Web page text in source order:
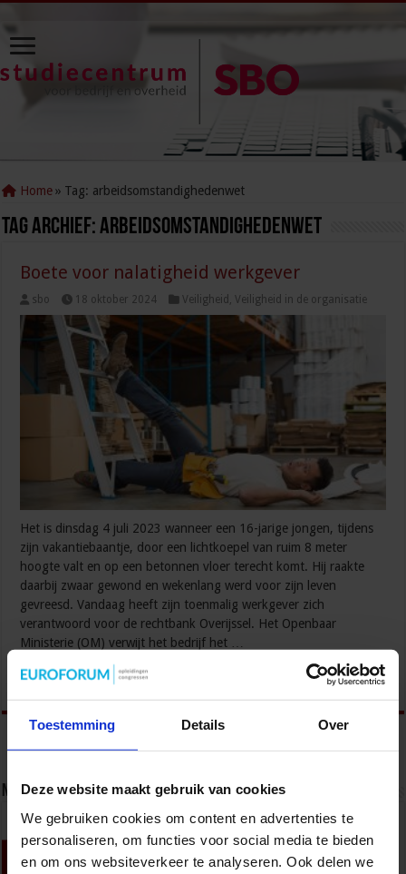
Toestemming Details Over
Deze website maakt gebruik van cookies
We gebruiken cookies om content en advertenties te
personaliseren, om functies voor social media te bieden
en om ons websiteverkeer te analyseren. Ook delen we
Home » Tag: arbeidsomstandighedenwet
Tag Archief:arbeidsomstandighedenwet
Boete voor nalatigheid werkgever
sbo 18 oktober 2024 Veiligheid ,Veiligheid in de organisatie
Het is dinsdag 4 juli 2023 wanneer een 16-jarige jongen, tijdens
zijn vakantiebaantje, door een lichtkoepel van ruim 8 meter
hoogte valt en op een betonnen vloer terecht komt. Hij raakte
daarbij zwaar gewond en wekenlang werd voor zijn leven
gevreesd. Vandaag heeft zijn toenmalig werkgever zich
verantwoord voor de rechtbank Overijssel. Het Openbaar
Ministerie (OM) verwijt het bedrijf het …
Lees verder »
Nieuwsbrief